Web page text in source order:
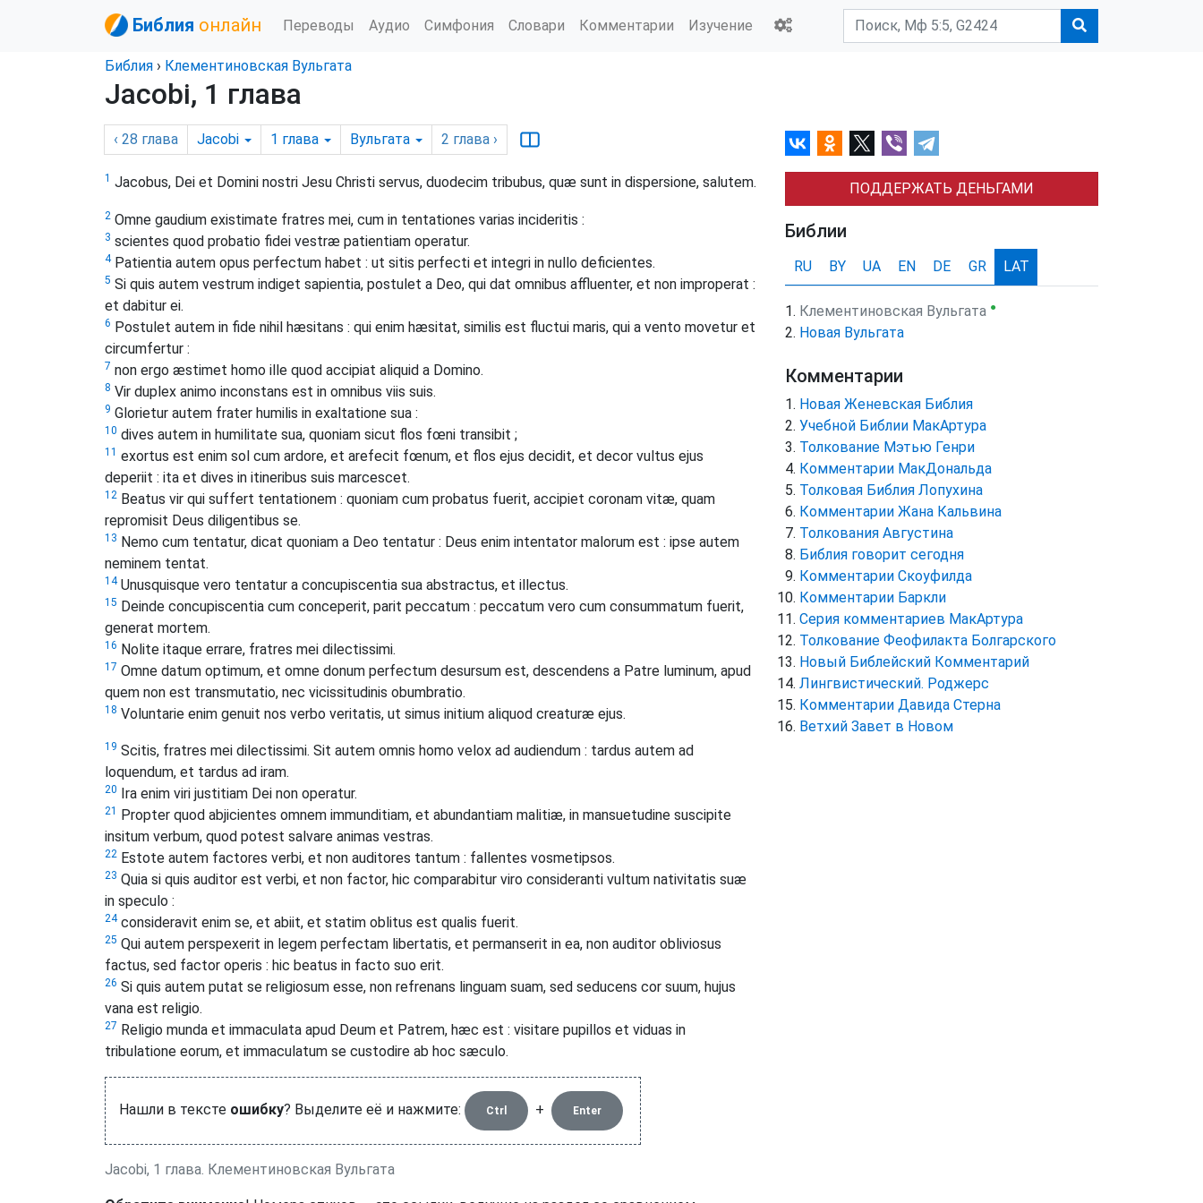
Библия онлайн Переводы Аудио Симфония Словари Комментарии Изучение
Библия › Клементиновская Вульгата
Jacobi, 1 глава
‹ 28 глава Jacobi 1 глава Вульгата 2 глава ›
1 Jacobus, Dei et Domini nostri Jesu Christi servus, duodecim tribubus, quæ sunt in dispersione, salutem.
2 Omne gaudium existimate fratres mei, cum in tentationes varias incideritis :
3 scientes quod probatio fidei vestræ patientiam operatur.
4Patientia autem opus perfectum habet : ut sitis perfecti et integri in nullo deficientes.
5 Si quis autem vestrum indiget sapientia, postulet a Deo, qui dat omnibus affluenter, et non improperat :
et dabitur ei.
6 Postulet autem in fide nihil hæsitans : qui enim hæsitat, similis est fluctui maris, qui a vento movetur et
circumfertur :
7 non ergo æstimet homo ille quod accipiat aliquid a Domino.
8 Vir duplex animo inconstans est in omnibus viis suis.
9 Glorietur autem frater humilis in exaltatione sua :
10 dives autem in humilitate sua, quoniam sicut flos fœni transibit ;
11 exortus est enim sol cum ardore, et arefecit fœnum, et flos ejus decidit, et decor vultus ejus
deperiit : ita et dives in itineribus suis marcescet.
12 Beatus vir qui suffert tentationem : quoniam cum probatus fuerit, accipiet coronam vitæ, quam
repromisit Deus diligentibus se.
13 Nemo cum tentatur, dicat quoniam a Deo tentatur : Deus enim intentator malorum est : ipse autem
neminem tentat.
14Unusquisque vero tentatur a concupiscentia sua abstractus, et illectus.
15 Deinde concupiscentia cum conceperit, parit peccatum : peccatum vero cum consummatum fuerit,
generat mortem.
16 Nolite itaque errare, fratres mei dilectissimi.
17 Omne datum optimum, et omne donum perfectum desursum est, descendens a Patre luminum, apud
quem non est transmutatio, nec vicissitudinis obumbratio.
18 Voluntarie enim genuit nos verbo veritatis, ut simus initium aliquod creaturæ ejus.
19 Scitis, fratres mei dilectissimi. Sit autem omnis homo velox ad audiendum : tardus autem ad
loquendum, et tardus ad iram.
20 Ira enim viri justitiam Dei non operatur.
21
Propter quod abjicientes omnem immunditiam, et abundantiam malitiæ, in mansuetudine suscipite
insitum verbum, quod potest salvare animas vestras.
22 Estote autem factores verbi, et non auditores tantum : fallentes vosmetipsos.
23 Quia si quis auditor est verbi, et non factor, hic comparabitur viro consideranti vultum nativitatis suæ
in speculo :
24consideravit enim se, et abiit, et statim oblitus est qualis fuerit.
25 Qui autem perspexerit in legem perfectam libertatis, et permanserit in ea, non auditor obliviosus
factus, sed factor operis : hic beatus in facto suo erit.
26 Si quis autem putat se religiosum esse, non refrenans linguam suam, sed seducens cor suum, hujus
vana est religio.
27 Religio munda et immaculata apud Deum et Patrem, hæc est : visitare pupillos et viduas in
tribulatione eorum, et immaculatum se custodire ab hoc sæculo.
Нашли в тексте ошибку? Выделите её и нажмите: Ctrl + Enter
Jacobi, 1 глава. Клементиновская Вульгата
ПОДДЕРЖАТЬ ДЕНЬГАМИ
Библии
RU BY UA EN DE GR LAT
Клементиновская Вульгата ●
Новая Вульгата
Комментарии
Новая Женевская Библия
Учебной Библии МакАртура
Толкование Мэтью Генри
Комментарии МакДональда
Толковая Библия Лопухина
Комментарии Жана Кальвина
Толкования Августина
Библия говорит сегодня
Комментарии Скоуфилда
Комментарии Баркли
Серия комментариев МакАртура
Толкование Феофилакта Болгарского
Новый Библейский Комментарий
Лингвистический. Роджерс
Комментарии Давида Стерна
Ветхий Завет в Новом